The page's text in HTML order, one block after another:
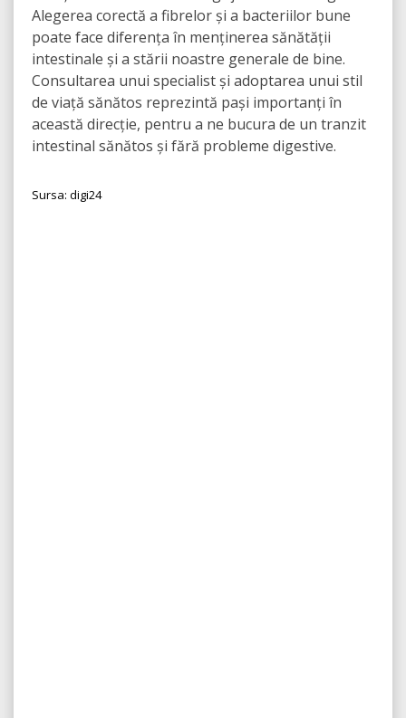
Alegerea corectă a fibrelor și a bacteriilor bune
poate face diferența în menținerea sănătății
intestinale și a stării noastre generale de bine.
Consultarea unui specialist și adoptarea unui stil
de viață sănătos reprezintă pași importanți în
această direcție, pentru a ne bucura de un tranzit
intestinal sănătos și fără probleme digestive.
Sursa: digi24